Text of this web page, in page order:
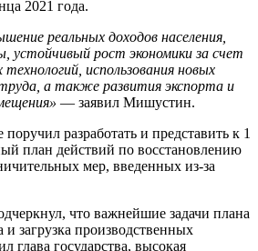
2021 года.
реальных доходов населения,
устойчивый рост экономики за счет
использования новых
а также развития экспорта и
— заявил Мишустин.
разработать и представить к 1
план действий по восстановлению
мер, введенных из-за
что важнейшие задачи плана
загрузка производственных
глава государства, высокая